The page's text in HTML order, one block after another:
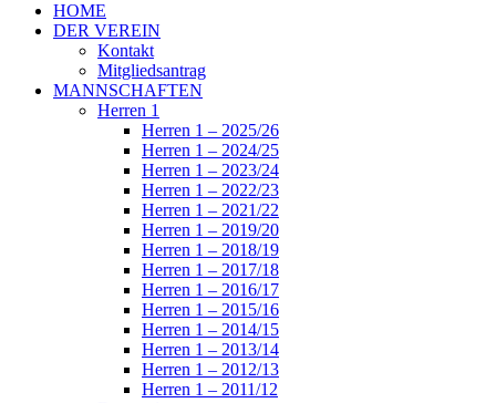
HOME
DER VEREIN
Kontakt
Mitgliedsantrag
MANNSCHAFTEN
Herren 1
Herren 1 – 2025/26
Herren 1 – 2024/25
Herren 1 – 2023/24
Herren 1 – 2022/23
Herren 1 – 2021/22
Herren 1 – 2019/20
Herren 1 – 2018/19
Herren 1 – 2017/18
Herren 1 – 2016/17
Herren 1 – 2015/16
Herren 1 – 2014/15
Herren 1 – 2013/14
Herren 1 – 2012/13
Herren 1 – 2011/12